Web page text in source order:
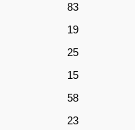
83
19
25
15
58
23